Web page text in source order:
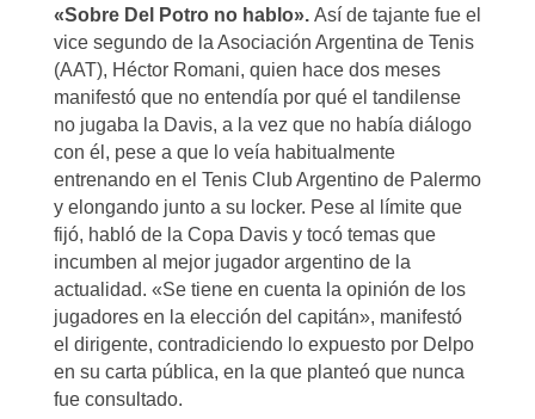
«Sobre Del Potro no hablo».Así de tajante fue el
vice segundo de la Asociación Argentina de Tenis
(AAT), Héctor Romani, quien hace dos meses
manifestó que no entendía por qué el tandilense
no jugaba la Davis, a la vez que no había diálogo
con él, pese a que lo veía habitualmente
entrenando en el Tenis Club Argentino de Palermo
y elongando junto a su locker. Pese al límite que
fijó, habló de la Copa Davis y tocó temas que
incumben al mejor jugador argentino de la
actualidad. «Se tiene en cuenta la opinión de los
jugadores en la elección del capitán», manifestó
el dirigente, contradiciendo lo expuesto por Delpo
en su carta pública, en la que planteó que nunca
fue consultado.